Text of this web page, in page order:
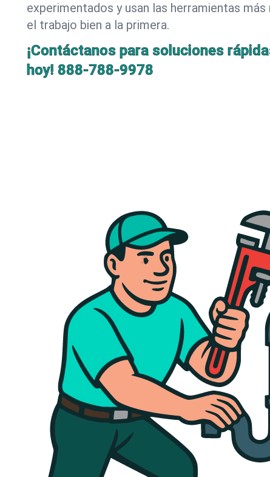
experimentados y usan las herramientas
el trabajo bien a la primera.
¡Contáctanos para soluciones
hoy! 888-788-9978